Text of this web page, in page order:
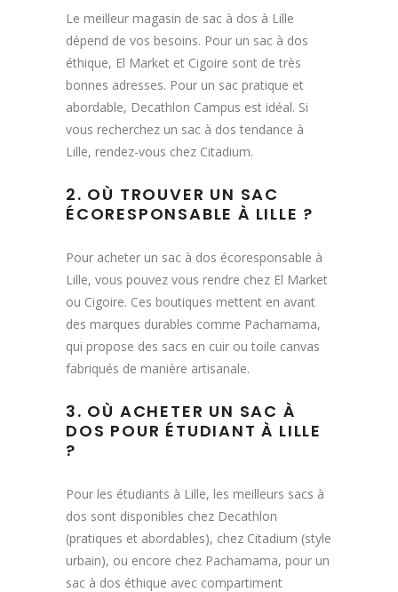
Le meilleur magasin de sac à dos à Lille
dépend de vos besoins. Pour un sac à dos
éthique, El Market et Cigoire sont de très
bonnes adresses. Pour un sac pratique et
abordable, Decathlon Campus est idéal. Si
vous recherchez un sac à dos tendance à
Lille, rendez-vous chez Citadium.
2. OÙ TROUVER UN SAC
ÉCORESPONSABLE À LILLE ?
Pour acheter un sac à dos écoresponsable à
Lille, vous pouvez vous rendre chez El Market
ou Cigoire. Ces boutiques mettent en avant
des marques durables comme Pachamama,
qui propose des sacs en cuir ou toile canvas
fabriqués de manière artisanale.
3. OÙ ACHETER UN SAC À
DOS POUR ÉTUDIANT À LILLE
?
Pour les étudiants à Lille, les meilleurs sacs à
dos sont disponibles chez Decathlon
(pratiques et abordables), chez Citadium (style
urbain), ou encore chez Pachamama, pour un
sac à dos éthique avec compartiment